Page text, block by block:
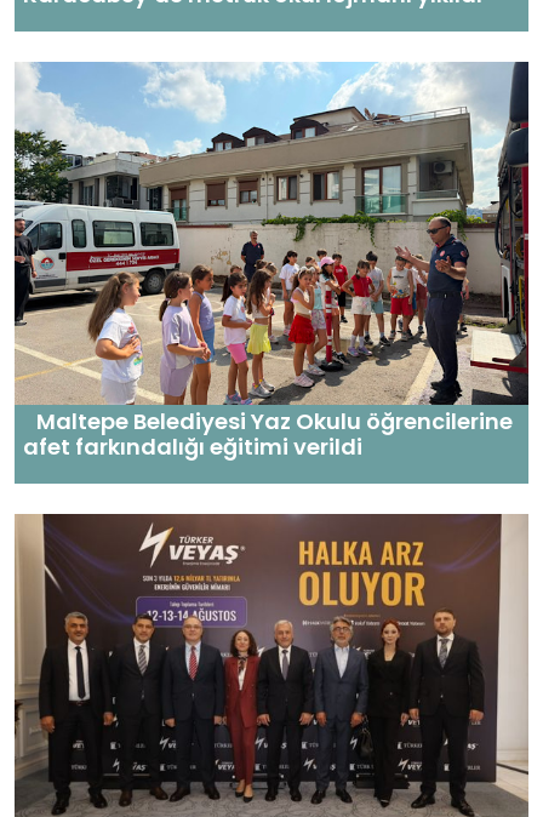
Maltepe Belediyesi Yaz Okulu öğrencilerine
afet farkındalığı eğitimi verildi